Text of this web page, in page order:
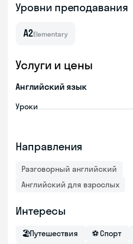
Уровни преподавания
A2Elementary
Услуги и цены
Английский язык
Уроки
Направления
Разговорный английский
Английский для взрослых
Интересы
🏖Путешествия ⚽ Спорт